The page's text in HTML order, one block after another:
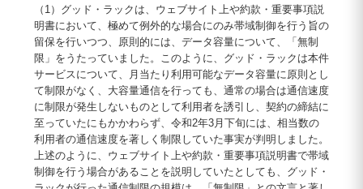
（1）グッド・ラックは、ウェブサイト上や約款・重要事項説
明書において、極めて例外的な場合にのみ帯域制御を行う旨の
留保を行いつつ、原則的には、データ容量について、「無制
限」をうたっていました。このように、グッド・ラックは本件
サービスについて、月当たり利用可能なデータ容量に原則とし
て制限がなく、大容量通信を行っても、通常の場合は通信速度
に制限が発生しないものとして利用者を誘引し、契約の締結に
至っていたにもかかわらず、令和2年3月下旬には、相当数の
利用者の通信速度を著しく制限していた事実が判明しました。
上述のように、ウェブサイト上や約款・重要事項説明書で帯域
制御を行う場合があることを説明していたとしても、グッド・